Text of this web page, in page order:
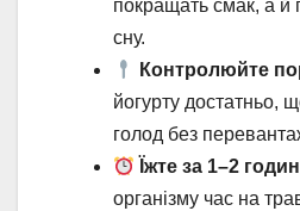
покращать смак, а й
сну.
Контролюйте
йогурту достатньо,
голод без
Їжте за 1–2
організму час на